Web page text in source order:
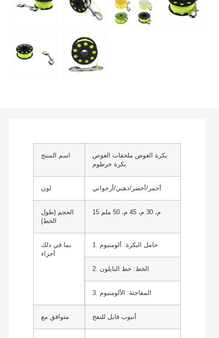
اسم المنتج
بكرة الغوص ملحقات الغوص
بكرة خرطوم
لون أحمر/أخضر/ذهبي/أرجواني
الحجم (طول
الخط)
15 م، 30 م، 45 م، 50 ملم
بما في ذلك
أجزاء
1. حامل البكرة: ألومنيوم
2. الخط: خط النايلون
3. المفاجئة: الألومنيوم
متوافق مع أنبوب قابل للنفخ